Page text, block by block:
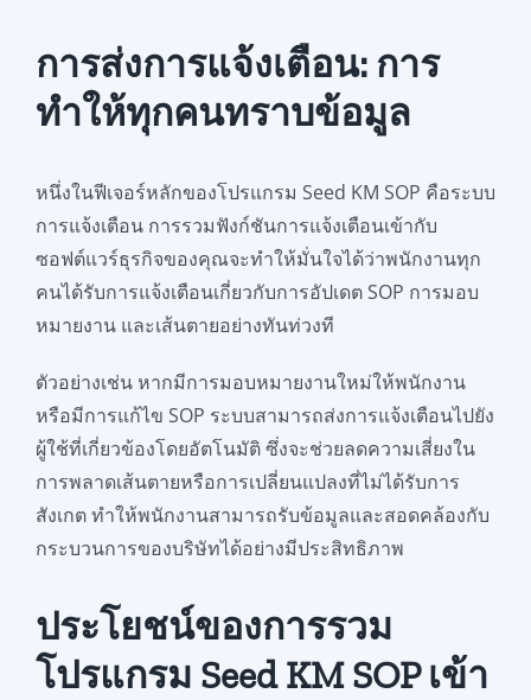
การส่งการแจ้งเตือน: การ
ทำให้ทุกคนทราบข้อมูล
หนึ่งในฟีเจอร์หลักของโปรแกรม Seed KM SOP คือระบบ
การแจ้งเตือน การรวมฟังก์ชันการแจ้งเตือนเข้ากับ
ซอฟต์แวร์ธุรกิจของคุณจะทำให้มั่นใจได้ว่าพนักงานทุก
คนได้รับการแจ้งเตือนเกี่ยวกับการอัปเดต SOP การมอบ
หมายงาน และเส้นตายอย่างทันท่วงที
ตัวอย่างเช่น หากมีการมอบหมายงานใหม่ให้พนักงาน
หรือมีการแก้ไข SOP ระบบสามารถส่งการแจ้งเตือนไปยัง
ผู้ใช้ที่เกี่ยวข้องโดยอัตโนมัติ ซึ่งจะช่วยลดความเสี่ยงใน
การพลาดเส้นตายหรือการเปลี่ยนแปลงที่ไม่ได้รับการ
สังเกต ทำให้พนักงานสามารถรับข้อมูลและสอดคล้องกับ
กระบวนการของบริษัทได้อย่างมีประสิทธิภาพ
ประโยชน์ของการรวม
โปรแกรม Seed KM SOP เข้า